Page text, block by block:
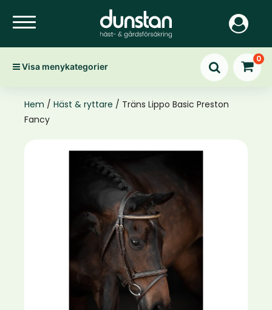
Hem / Häst & ryttare / Träns Lippo Basic Preston
Fancy
Visa menykategorier
0